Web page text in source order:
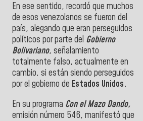
En ese sentido, recordó que muchos
de esos venezolanos se fueron del
país, alegando que eran perseguidos
políticos por parte del Gobierno
Bolivariano, señalamiento
totalmente falso, actualmente en
cambio, si están siendo perseguidos
por el gobierno de Estados Unidos.
En su programa Con el Mazo Dando,
emisión número 546, manifestó que